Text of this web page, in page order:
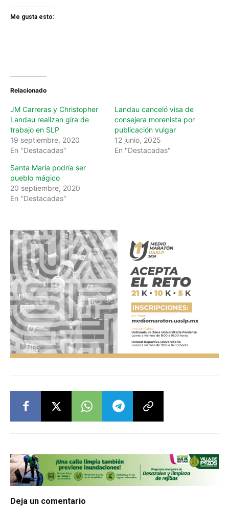
Me gusta esto:
Relacionado
JM Carreras y Christopher
Landau realizan gira de
trabajo en SLP
19 septiembre, 2020
En "Destacadas"
Landau canceló visa de
consejera morenista por
publicación vulgar
12 junio, 2025
En "Destacadas"
Santa María podría ser
pueblo mágico
20 septiembre, 2020
En "Destacadas"
Deja un comentario